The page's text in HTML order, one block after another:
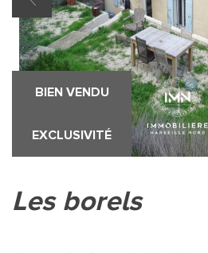
BIEN VENDU
EXCLUSIVITÉ
les borels